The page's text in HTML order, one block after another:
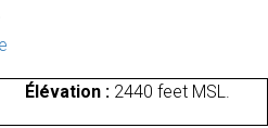
Élévation : 2440 feet MSL.